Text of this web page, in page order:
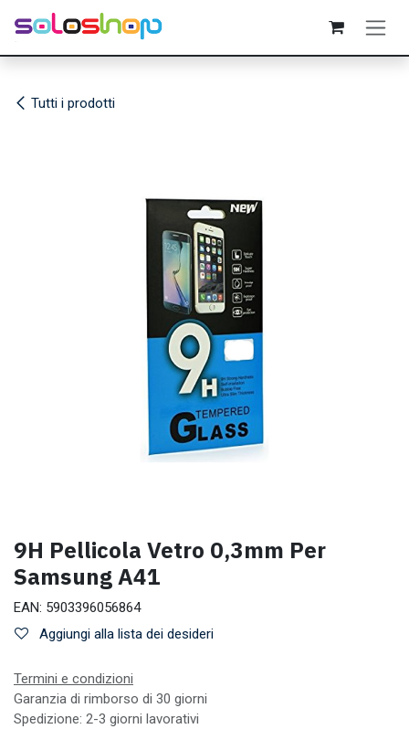
Passa al contenuto
Tutti i prodotti
9H Pellicola Vetro 0,3mm Per
Samsung A41
EAN: 5903396056864
Aggiungi alla lista dei desideri
Termini e condizioni
Garanzia di rimborso di 30 giorni
Spedizione: 2-3 giorni lavorativi